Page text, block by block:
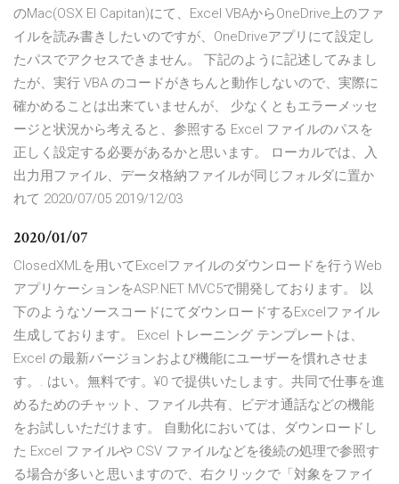
のMac(OSX EI Capitan)にて、Excel VBAからOneDrive上のファ
イルを読み書きしたいのですが、OneDriveアプリにて設定し
たパスでアクセスできません。 下記のように記述してみまし
たが、実行 VBA のコードがきちんと動作しないので、実際に
確かめることは出来ていませんが、 少なくともエラーメッセ
ージと状況から考えると、参照する Excel ファイルのパスを
正しく設定する必要があるかと思います。 ローカルでは、入
出力用ファイル、データ格納ファイルが同じフォルダに置か
れて 2020/07/05 2019/12/03
2020/01/07
ClosedXMLを用いてExcelファイルのダウンロードを行うWeb
アプリケーションをASP.NET MVC5で開発しております。 以
下のようなソースコードにてダウンロードするExcelファイル
生成しております。 Excel トレーニング テンプレートは、
Excel の最新バージョンおよび機能にユーザーを慣れさせま
す。. はい。無料です。¥0 で提供いたします。共同で仕事を進
めるためのチャット、ファイル共有、ビデオ通話などの機能
をお試しいただけます。 自動化においては、ダウンロードし
た Excel ファイルや CSV ファイルなどを後続の処理で参照す
る場合が多いと思いますので、右クリックで「対象をファイ